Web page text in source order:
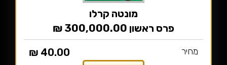
מונטה קרלו
פרס ראשון 300,000.00 ₪
מחיר 40.00 ₪